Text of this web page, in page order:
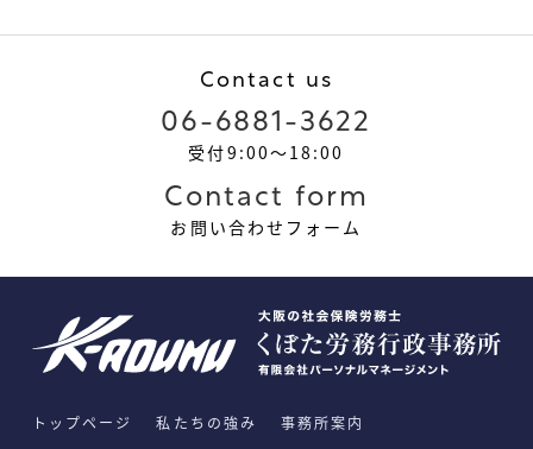
Contact us
06-6881-3622
受付9:00～18:00
Contact form
お問い合わせフォーム
トップページ 私たちの強み 事務所案内